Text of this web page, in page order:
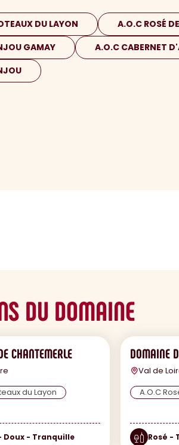
DU LAYON
A.O.C ROSÉ
GAMAY
A.O.C CABERNET
DU DOMAINE
CHANTEMERLE
du Layon
Doux - Tranquille
DOMAINE
Val de
A.O.C
Rosé -